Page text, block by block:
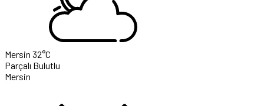
Mersin 32°C
Parçalı Bulutlu
Mersin